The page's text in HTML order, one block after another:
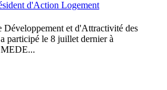
et d'Attractivité des
participé le 8 juillet dernier à
MEDE...